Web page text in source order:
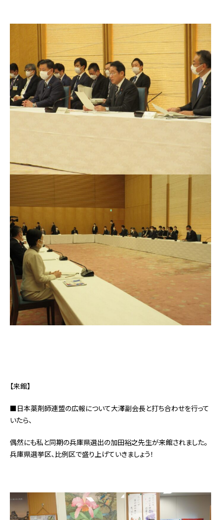
【来館】
■日本薬剤師連盟の広報について大澤副会長と打ち合わせを行って
いたら、
偶然にも私と同期の兵庫県選出の加田裕之先生が来館されました。
兵庫県選挙区、比例区で盛り上げていきましょう！